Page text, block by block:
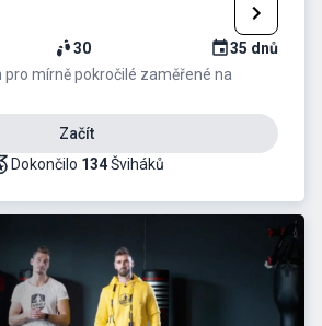
30 35 dnů
mírně pokročilé zaměřené na
Začít
Dokončilo 134Šviháků